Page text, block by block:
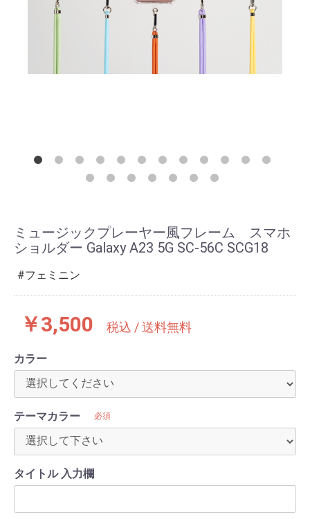
ミュージックプレーヤー風フレーム スマホ
ショルダー Galaxy A23 5G SC-56C SCG18
フェミニン
￥3,500 税込 / 送料無料
カラー
テーマカラー 必須
タイトル 入力欄